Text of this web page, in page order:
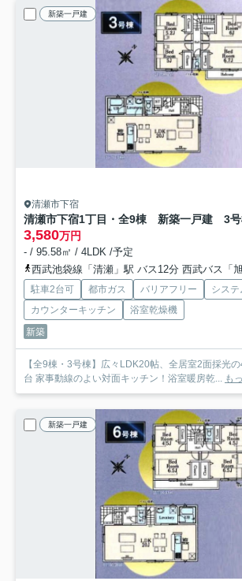
新築一戸建
清瀬市下宿
清瀬市下宿1丁目・全9棟 新築一戸建 3
3,580万円
- / 95.58㎡ / 4LDK /予定
西武池袋線「清瀬」駅 バス12分 西武バス「旭が
駐車2台可 都市ガス バリアフリー
システ
カウンターキッチン
浴室乾燥機
新築
【全9棟・3号棟】広々LDK20帖、全居室2面採光
台 家事動線のよい対面キッチン！浴室暖房乾... も
新築一戸建